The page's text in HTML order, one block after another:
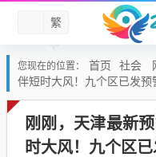
繁
您现在的位置： 首页 社会
伴短时大风！九个区已发预
刚刚，天津最新
时大风！九个区